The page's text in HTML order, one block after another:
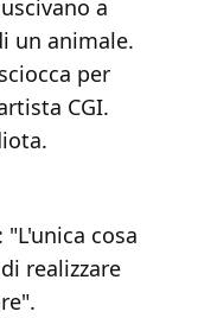
a
un animale.
per
CGI.
cosa
realizzare